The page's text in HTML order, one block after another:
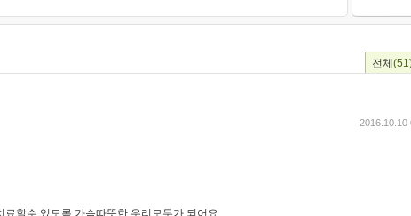
전체
료할수 있도록 가슴따뜻한 우리모두가 되어요
2016.10.10